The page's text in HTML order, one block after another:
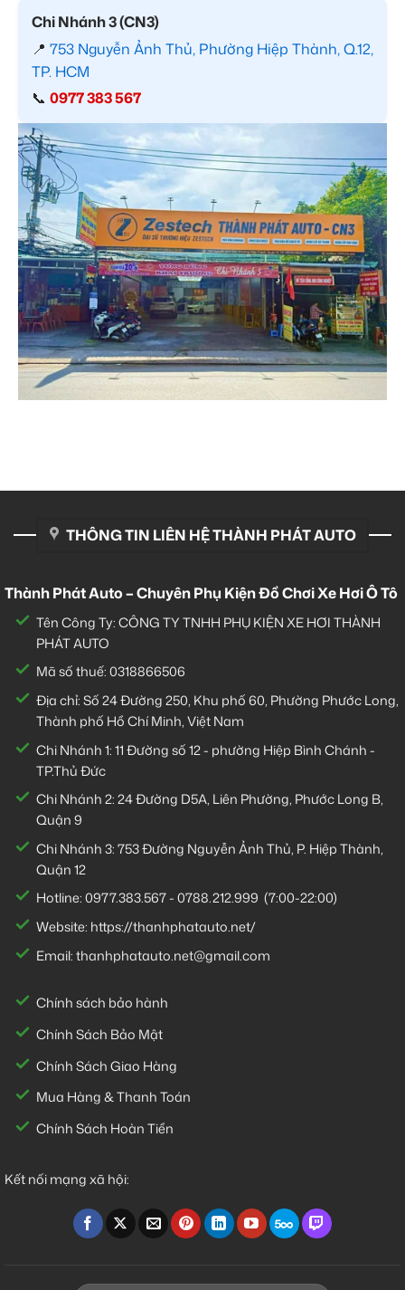
Chi Nhánh 3 (CN3)
📍 753 Nguyễn Ảnh Thủ, Phường Hiệp Thành, Q.12,
TP. HCM
📞 0977 383 567
THÔNG TIN LIÊN HỆ THÀNH PHÁT AUTO
Thành Phát Auto – Chuyên Phụ Kiện Đồ Chơi Xe Hơi Ô Tô
Tên Công Ty: CÔNG TY TNHH PHỤ KIỆN XE HƠI THÀNH
PHÁT AUTO
Mã số thuế: 0318866506
Địa chỉ: Số 24 Đường 250, Khu phố 60, Phường Phước Long,
Thành phố Hồ Chí Minh, Việt Nam
Chi Nhánh 1:11 Đường số 12 - phường Hiệp Bình Chánh -
TP.Thủ Đức
Chi Nhánh 2:24 Đường D5A, Liên Phường, Phước Long B,
Quận 9
Chi Nhánh 3:753 Đường Nguyễn Ảnh Thủ, P. Hiệp Thành,
Quận 12
Hotline:0977.383.567-0788.212.999 (7:00-22:00)
Website: https://thanhphatauto.net/
Email:thanhphatauto.net@gmail.com
Chính sách bảo hành
Chính Sách Bảo Mật
Chính Sách Giao Hàng
Mua Hàng & Thanh Toán
Chính Sách Hoàn Tiền
Kết nối mạng xã hội: